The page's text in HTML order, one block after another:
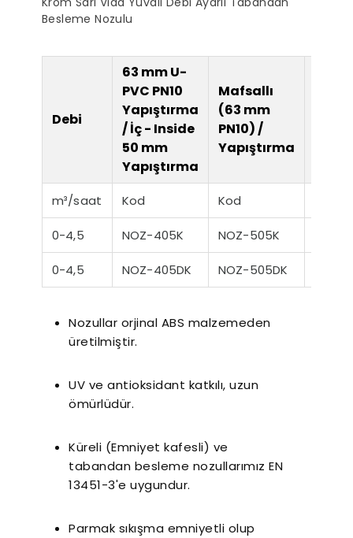
Besleme Nozulu
Debi
63 mm U-
PVC PN10
Yapıştırma
/ İç - Inside
50 mm
Yapıştırma
Mafsallı
(63 mm
PN10) /
Yapıştırma
m³/saat Kod Kod
0-4,5 NOZ-405K NOZ-505K
0-4,5 NOZ-405DK NOZ-505DK
Nozullar orjinal ABS malzemeden
üretilmiştir.
UV ve antioksidant katkılı, uzun
ömürlüdür.
Küreli (Emniyet kafesli) ve
tabandan besleme nozullarımız EN
13451-3'e uygundur.
Parmak sıkışma emniyetli olup